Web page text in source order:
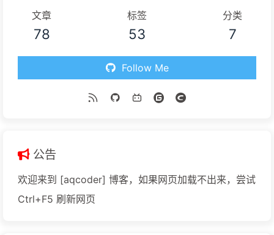
文章
78
标签
53
分类
7
Follow Me
公告
欢迎来到 [aqcoder] 博客，如果网页加载不出来，尝试
Ctrl+F5 刷新网页